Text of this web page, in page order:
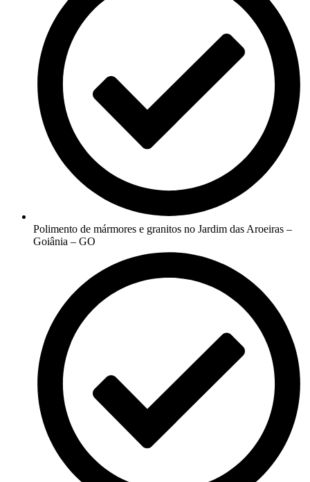
Polimento de mármores e granitos no Jardim das Aroeiras –
Goiânia – GO